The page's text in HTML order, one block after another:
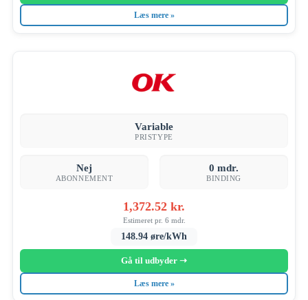
Læs mere »
Variable
PRISTYPE
Nej
ABONNEMENT
0 mdr.
BINDING
1,372.52 kr.
Estimeret pr. 6 mdr.
148.94 øre/kWh
Gå til udbyder ➝
Læs mere »